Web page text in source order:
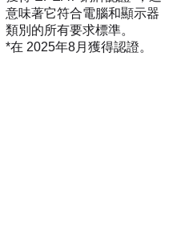
意味著它符合電腦和顯示器
類別的所有要求標準。
*在 2025年8月獲得認證。